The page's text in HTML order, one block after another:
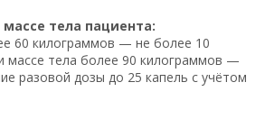
тела пациента:
60 килограммов — не более 10
массе тела более 90 килограммов —
разовой дозы до 25 капель с учётом